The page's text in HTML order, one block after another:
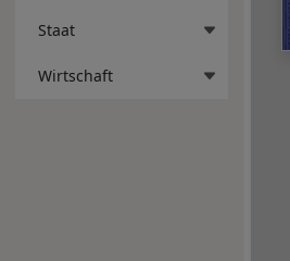
Staat
Wirtschaft